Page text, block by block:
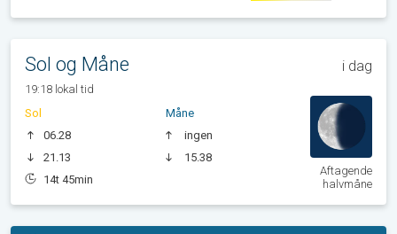
Sol og Måne i dag
19:18 lokal tid
Sol
06.28
21.13
14t 45min
Måne
ingen
15.38
Aftagende
halvmåne